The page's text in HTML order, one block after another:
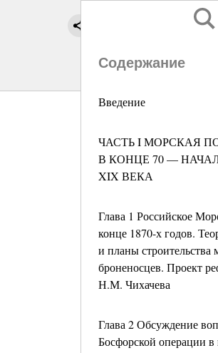
Содержание
Введение
ЧАСТЬ I МОРСКАЯ
В КОНЦЕ 70 —
XIX ВЕКА
Глава 1 Российское
конце 1870-х годов.
и планы строительства
броненосцев. Проект
Н.М. Чихачева
Глава 2 Обсуждение
Босфорской операции в